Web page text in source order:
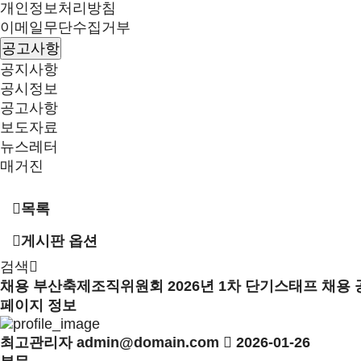
개인정보처리방침
이메일무단수집거부
공고사항
공지사항
공시정보
공고사항
보도자료
뉴스레터
매거진
목록
게시판 옵션
검색
채용 부산축제조직위원회 2026년 1차 단기스태프 채용
페이지 정보
최고관리자 admin@domain.com
2026-01-26